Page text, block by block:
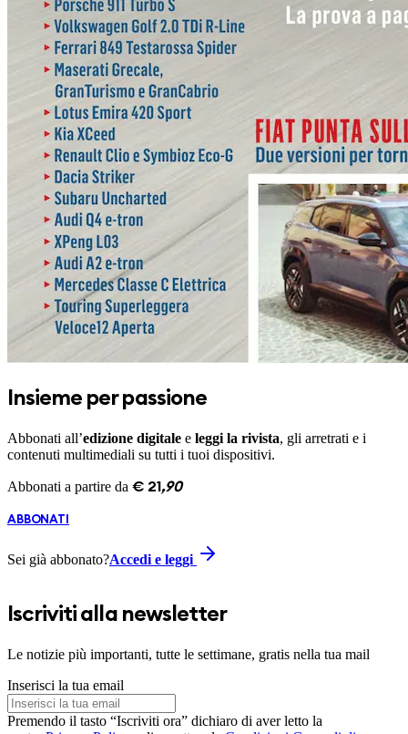
Insieme per passione
Abbonati all’edizione digitale e leggi la rivista, gli arretrati e i
contenuti multimediali su tutti i tuoi dispositivi.
Abbonati a partire da € 21 ,90
ABBONATI
Sei già abbonato?Accedi e leggi
Iscriviti alla newsletter
Le notizie più importanti, tutte le settimane, gratis nella tua mail
Inserisci la tua email
Premendo il tasto “Iscriviti ora” dichiaro di aver letto la